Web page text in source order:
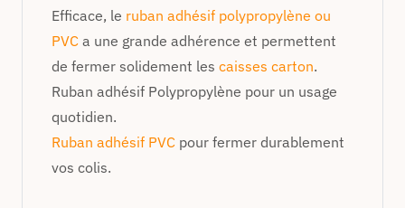
Efficace, le ruban adhésif polypropylène ou
PVC a une grande adhérence et permettent
de fermer solidement les caisses carton.
Ruban adhésif Polypropylène pour un usage
quotidien.
Ruban adhésif PVC pour fermer durablement
vos colis.